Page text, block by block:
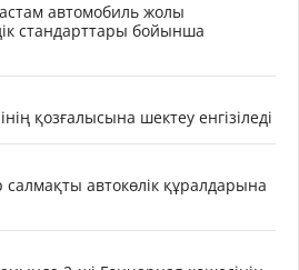
автомобиль жолы
стандарттары бойынша
қозғалысына шектеу енгізіледі
салмақты автокөлік құралдарына